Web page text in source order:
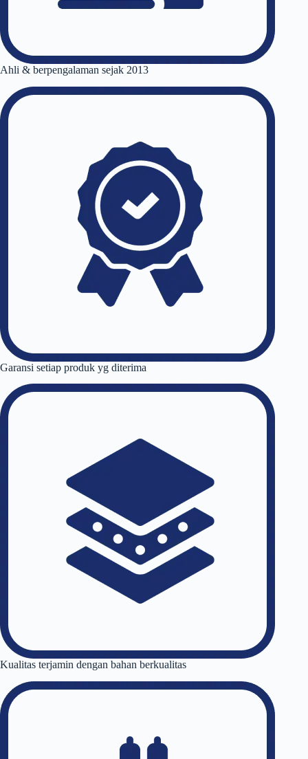
Ahli & berpengalaman sejak 2013
Garansi setiap produk yg diterima
Kualitas terjamin dengan bahan berkualitas